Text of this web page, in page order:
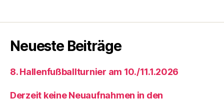
Neueste Beiträge
8. Hallenfußballturnier am 10./11.1.2026
Derzeit keine Neuaufnahmen in den